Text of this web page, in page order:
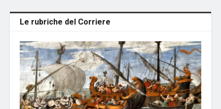
Le rubriche del Corriere